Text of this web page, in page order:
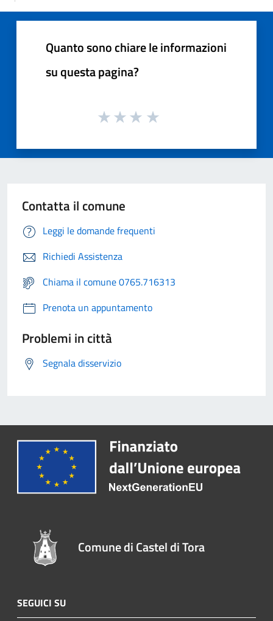
Quanto sono chiare le informazioni
su questa pagina?
Contatta il comune
Leggi le domande frequenti
Richiedi Assistenza
Chiama il comune 0765.716313
Prenota un appuntamento
Problemi in città
Segnala disservizio
Comune di Castel di Tora
SEGUICI SU